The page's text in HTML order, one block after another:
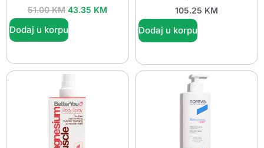
51.00KM 43.35 KM
Dodaj u korpu
105.25 KM
Dodaj u korpu